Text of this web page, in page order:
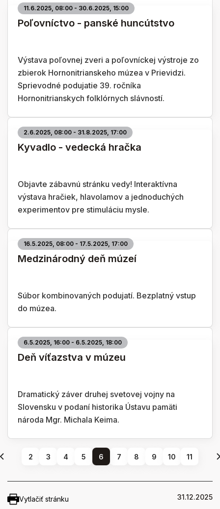
11.6.2025, 08:00 - 30.6.2025, 15:00
Poľovníctvo - panské huncútstvo
Výstava poľovnej zveri a poľovníckej výstroje zo
zbierok Hornonitrianskeho múzea v Prievidzi.
Sprievodné podujatie 39. ročníka
Hornonitrianskych folklórnych slávností.
2.6.2025, 08:00 - 31.8.2025, 17:00
Kyvadlo - vedecká hračka
Objavte zábavnú stránku vedy! Interaktívna
výstava hračiek, hlavolamov a jednoduchých
experimentov pre stimuláciu mysle.
16.5.2025, 08:00 - 17.5.2025, 17:00
Medzinárodný deň múzeí
Súbor kombinovaných podujatí. Bezplatný vstup
do múzea.
6.5.2025, 16:00 - 6.5.2025, 18:00
Deň víťazstva v múzeu
Dramatický záver druhej svetovej vojny na
Slovensku v podaní historika Ústavu pamäti
národa Mgr. Michala Keima.
2 3 4 5 6 7 8 9 10 11
Vytlačiť stránku 31.12.2025